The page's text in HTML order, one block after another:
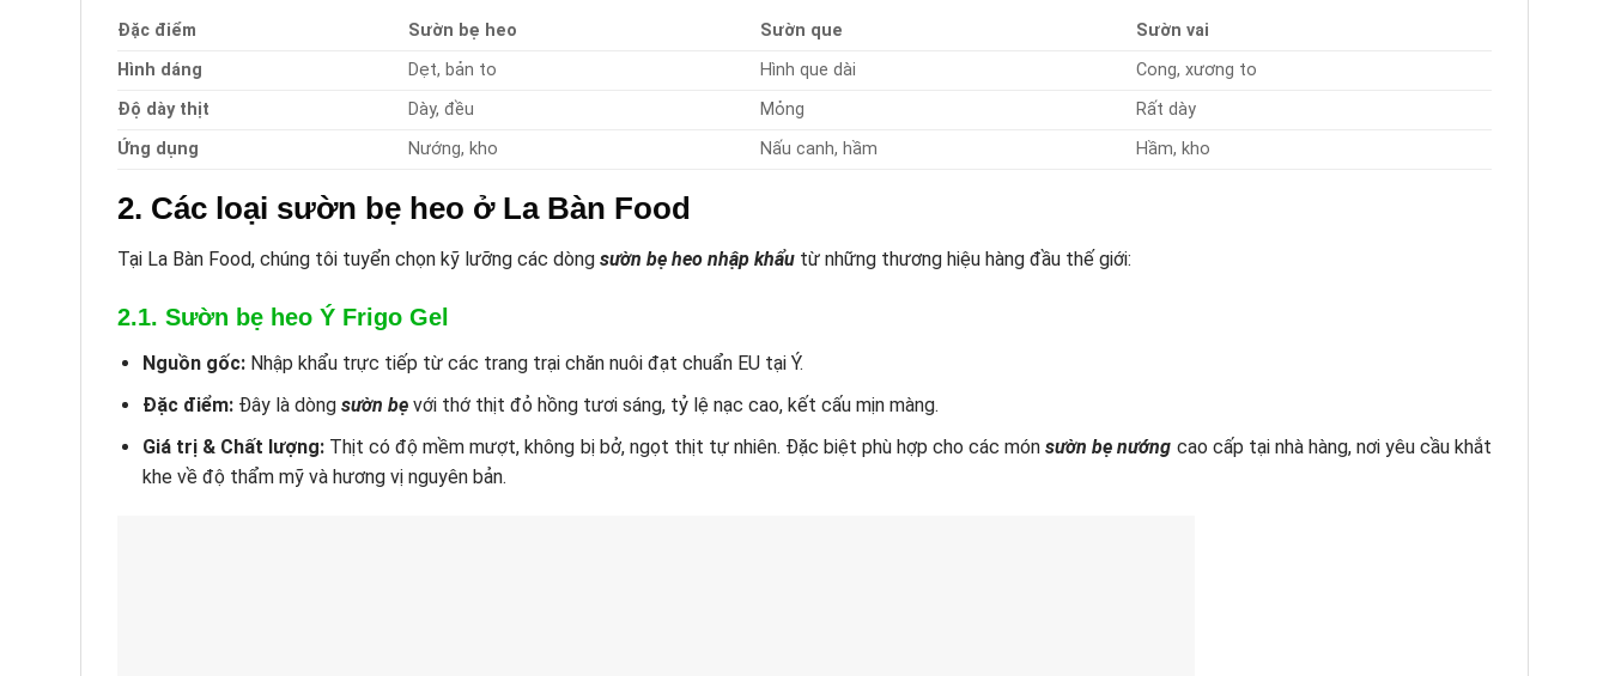
Đặc điểm Sườn bẹ heo Sườn que
Sườn vai
Hình dáng
Dẹt, bản to Hình que dài
Cong, xương to
Độ dày thịt
Dày, đều Mỏng
Rất dày
Ứng dụng
Nướng, kho Nấu canh, hầm Hầm, kho
2. Các loại sườn bẹ heo ở La Bàn Food
Tại La Bàn Food, chúng tôi tuyển chọn kỹ lưỡng các dòng sườn bẹ heo nhập khẩu từ những thương hiệu hàng đầu thế giới:
2.1. Sườn bẹ heo Ý Frigo Gel
Nguồn gốc:Nhập khẩu trực tiếp từ các trang trại chăn nuôi đạt chuẩn EU tại Ý.
Đặc điểm:Đây là dòng sườn bẹvới thớ thịt đỏ hồng tươi sáng, tỷ lệ nạc cao, kết cấu mịn màng.
Giá trị & Chất lượng: Thịt có độ mềm mượt, không bị bở, ngọt thịt tự nhiên. Đặc biệt phù hợp cho các mónsườn bẹ nướng cao cấp tại nhà hàng, nơi yêu cầu khắt
khe về độ thẩm mỹ và hương vị nguyên bản.